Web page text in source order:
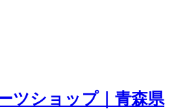
ツショップ｜青森県